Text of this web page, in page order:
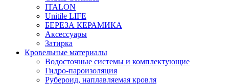
ITALON
Unitile LIFE
БЕРЕЗА КЕРАМИКА
Аксессуары
Затирка
Кровельные материалы
Водосточные системы и комплектующие
Гидро-пароизоляция
Рубероид, наплавляемая кровля